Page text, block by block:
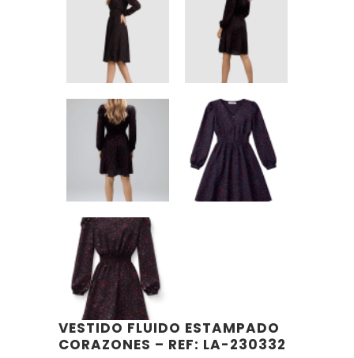
VESTIDO FLUIDO ESTAMPADO
CORAZONES – REF: LA-230332